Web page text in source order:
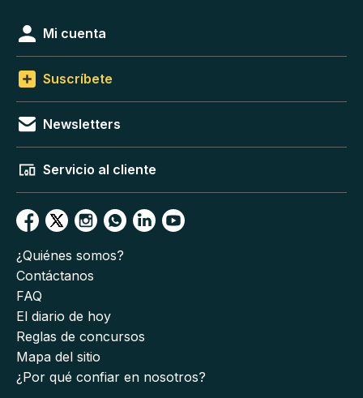
Mi cuenta
Suscríbete
Newsletters
Servicio al cliente
¿Quiénes somos?
Contáctanos
FAQ
El diario de hoy
Reglas de concursos
Mapa del sitio
¿Por qué confiar en nosotros?